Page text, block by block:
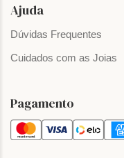
Ajuda
Dúvidas Frequentes
Cuidados com as Joias
Pagamento